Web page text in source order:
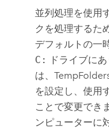
並列処理を使用
クを処理するた
デフォルトの一
C:
ドライブに
は、
を設定し、使用
ことで変更でき
ンピューターに